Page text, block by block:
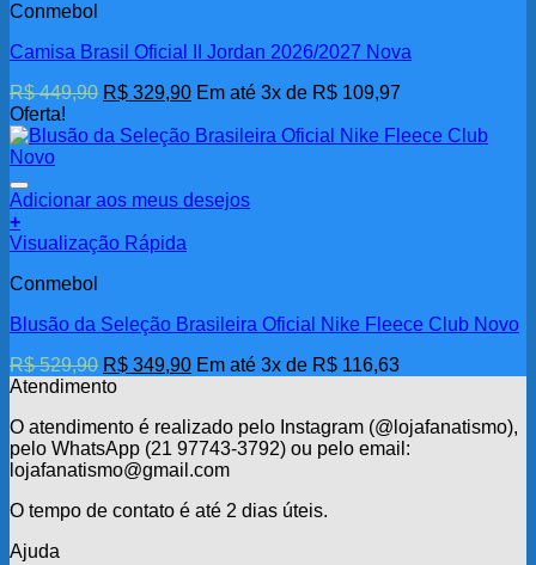
tem
variantes.
opções
podem
ser
escolhidas
na
página
do
produto
Conmebol
Camisa Brasil Oficial II Jordan 2026/2027 Nova
R$449,90 O
original
R$ 329,90O
atual
Em até 3x de R$ 109,97
Oferta!
Adicionar aos meus desejos
+
Este
tem
variantes.
opções
podem
escolhidas
na
página
do
produto
Visualização Rápida
Conmebol
Blusão da Seleção Brasileira Oficial Nike Fleece Club Novo
R$529,90 O
preço
era:
R$ 529,90.
R$ 349,90O
é:
R$ 349,90.
Em até 3x de R$ 116,63
Atendimento
O atendimento é realizado pelo Instagram (@lojafanatismo),
pelo WhatsApp (21 97743-3792) ou pelo email:
lojafanatismo@gmail.com
O tempo de contato é até 2 dias úteis.
Ajuda